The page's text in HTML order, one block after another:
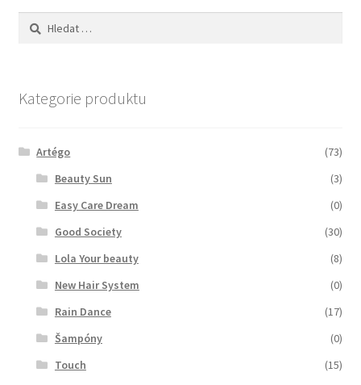
Zboží se slevou
Zkušební stránka
Vyhledávání
Kategorie produktu
Artégo
(73)
Beauty Sun
(3)
Easy Care Dream
(0)
Good Society
(30)
Lola Your beauty
(8)
New Hair System
(0)
Rain Dance
(17)
Šampóny
(0)
Touch
(15)